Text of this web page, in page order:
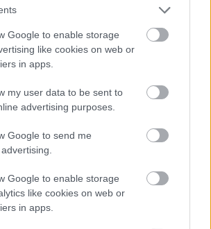
Google to enable storage
like cookies on web or
in apps.
my user data to be sent to
advertising purposes.
Google to send me
Google to enable storage
like cookies on web or
in apps.
Jön még kép!
óceánban